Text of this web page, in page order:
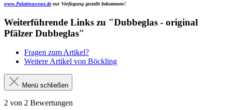
www.Palatinascout.dezur Verfügung gestellt bekommen!
Weiterführende Links zu "Dubbeglas - original
Pfälzer Dubbeglas"
Fragen zum Artikel?
Weitere Artikel von Böckling
Menü schließen
2 von 2 Bewertungen